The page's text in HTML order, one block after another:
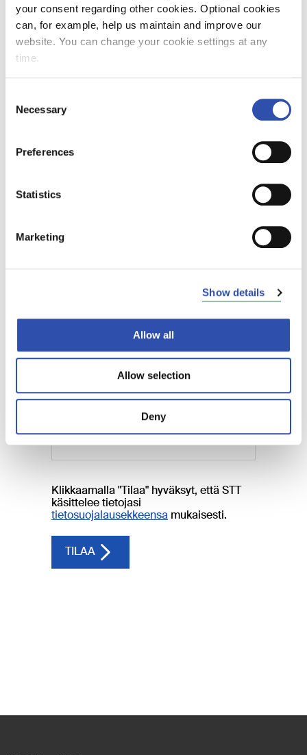
your consent regarding other cookies. Optional cookies
can, for example, help us maintain and improve our
website. You can change your cookie settings at any
time.
Selection
Necessary
Preferences
Statistics
Marketing
Show details
Allow all
Allow selection
Deny
on tuttu ja kollegat läheisiä. VR:ää on
uudistettu upeasti viimeisien vuosien aikana,
joten tiedän, että osaavan henkilöstömme
kanssa saamme jatkettua yrityksen hyvää